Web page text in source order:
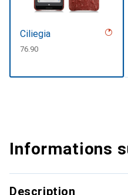
Ciliegia
CHF
76.90
Informations
Description